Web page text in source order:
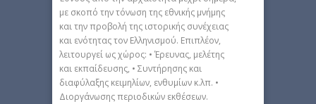
με σκοπό την τόνωση της εθνικής μνήμης
και την προβολή της ιστορικής συνέχειας
και ενότητας τον Ελληνισμού. Επιπλέον,
λειτουργεί ως χώρος: • Έρευνας, μελέτης
και εκπαίδευσης, • Συντήρησης και
διαφύλαξης κειμηλίων, ενθυμίων κ.λπ. •
Διοργάνωσης περιοδικών εκθέσεων.